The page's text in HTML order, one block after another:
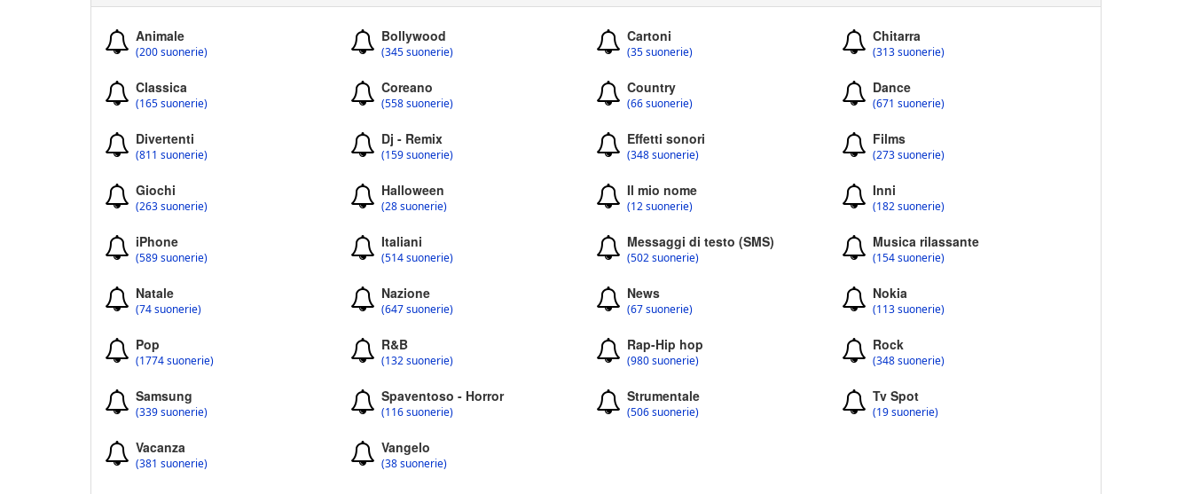
Animale
(200 suonerie)
Bollywood
(345 suonerie)
Cartoni
(35 suonerie)
Chitarra
(313 suonerie)
Classica
(165 suonerie)
Coreano
(558 suonerie)
Country
(66 suonerie)
Dance
(671 suonerie)
Divertenti
(811 suonerie)
Dj - Remix
(159 suonerie)
Effetti sonori
(348 suonerie)
Films
(273 suonerie)
Giochi
(263 suonerie)
Halloween
(28 suonerie)
Il mio nome
(12 suonerie)
Inni
(182 suonerie)
iPhone
(589 suonerie)
Italiani
(514 suonerie)
Messaggi di testo (SMS)
(502 suonerie)
Musica rilassante
(154 suonerie)
Natale
(74 suonerie)
Nazione
(647 suonerie)
News
(67 suonerie)
Nokia
(113 suonerie)
Pop
(1774 suonerie)
R&B
(132 suonerie)
Rap-Hip hop
(980 suonerie)
Rock
(348 suonerie)
Samsung
(339 suonerie)
Spaventoso - Horror
(116 suonerie)
Strumentale
(506 suonerie)
Tv Spot
(19 suonerie)
Vacanza
(381 suonerie)
Vangelo
(38 suonerie)